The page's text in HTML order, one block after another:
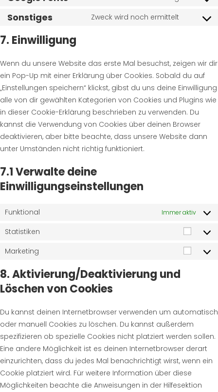
Sonstiges Zweck wird noch ermittelt
7. Einwilligung
Wenn du unsere Website das erste Mal besuchst, zeigen wir dir
ein Pop-Up mit einer Erklärung über Cookies. Sobald du auf
„Einstellungen speichern“ klickst, gibst du uns deine Einwilligung
alle von dir gewählten Kategorien von Cookies und Plugins wie
in dieser Cookie-Erklärung beschrieben zu verwenden. Du
kannst die Verwendung von Cookies über deinen Browser
deaktivieren, aber bitte beachte, dass unsere Website dann
unter Umständen nicht richtig funktioniert.
7.1 Verwalte deine
Einwilligungseinstellungen
Funktional Immer aktiv
Statistiken
Marketing
8. Aktivierung/Deaktivierung und
Löschen von Cookies
Du kannst deinen Internetbrowser verwenden um automatisch
oder manuell Cookies zu löschen. Du kannst außerdem
spezifizieren ob spezielle Cookies nicht platziert werden sollen.
Eine andere Möglichkeit ist es deinen Internetbrowser derart
einzurichten, dass du jedes Mal benachrichtigt wirst, wenn ein
Cookie platziert wird. Für weitere Information über diese
Möglichkeiten beachte die Anweisungen in der Hilfesektion